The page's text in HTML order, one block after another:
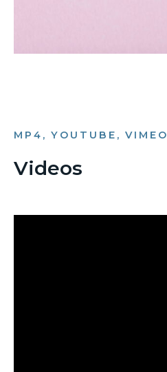
MP4, YOUTUBE, VIMEO
Videos